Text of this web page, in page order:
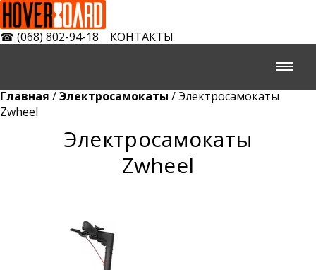
☎ (068) 802-94-18 КОНТАКТЫ
Главная /Электросамокаты / Электросамокаты
Zwheel
Электросамокаты
Zwheel